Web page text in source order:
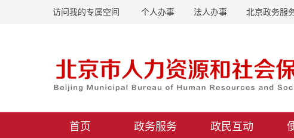
访问我的专属空间 个人办事 法人办事 北京政务服
首页 政务服务 政民互动